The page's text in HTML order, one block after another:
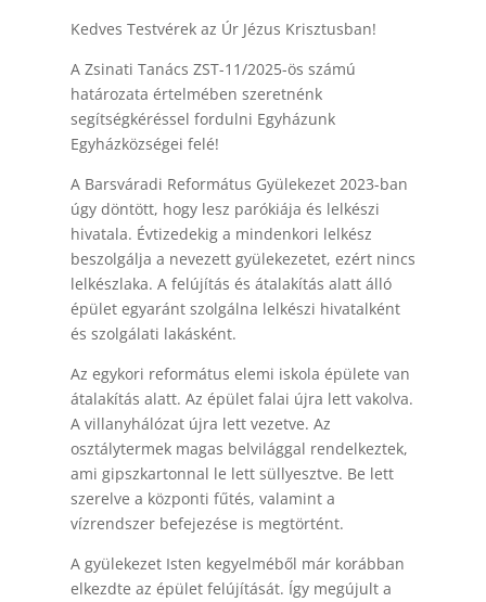
Kedves Testvérek az Úr Jézus Krisztusban!
A Zsinati Tanács ZST-11/2025-ös számú
határozata értelmében szeretnénk
segítségkéréssel fordulni Egyházunk
Egyházközségei felé!
A Barsváradi Református Gyülekezet 2023-ban
úgy döntött, hogy lesz parókiája és lelkészi
hivatala. Évtizedekig a mindenkori lelkész
beszolgálja a nevezett gyülekezetet, ezért nincs
lelkészlaka. A felújítás és átalakítás alatt álló
épület egyaránt szolgálna lelkészi hivatalként
és szolgálati lakásként.
Az egykori református elemi iskola épülete van
átalakítás alatt. Az épület falai újra lett vakolva.
A villanyhálózat újra lett vezetve. Az
osztálytermek magas belvilággal rendelkeztek,
ami gipszkartonnal le lett süllyesztve. Be lett
szerelve a központi fűtés, valamint a
vízrendszer befejezése is megtörtént.
A gyülekezet Isten kegyelméből már korábban
elkezdte az épület felújítását. Így megújult a